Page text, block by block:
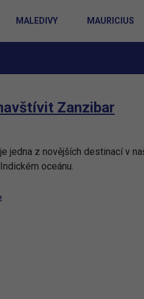
MALEDIVY MAURICIUS
Zanzibar
jedna z novějších destinací v
oceánu.